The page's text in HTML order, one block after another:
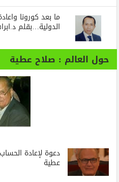
ما بعد كورونا
الدولية…بقلم
حول العالم : صلاح عطية
دعوة لإعادة
عطية